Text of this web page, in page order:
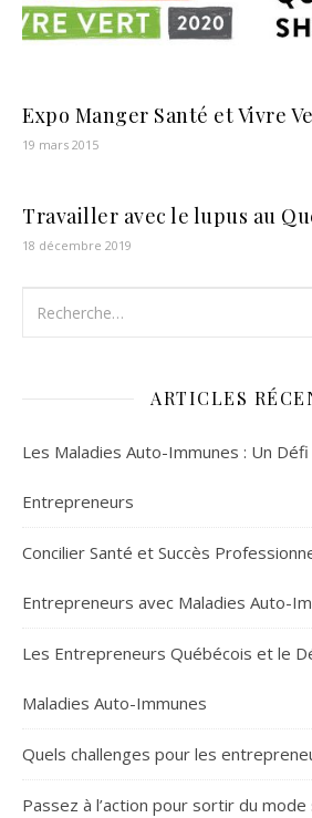
Expo Manger Santé et Vivre
19 mars 2015
Travailler avec le lupus au
18 décembre 2019
ARTICLES
Les Maladies Auto-Immunes : Un
Entrepreneurs
Concilier Santé et Succès
Entrepreneurs avec Maladies Auto-
Les Entrepreneurs Québécois et le
Maladies Auto-Immunes
Quels challenges pour les
Passez à l’action pour sortir du